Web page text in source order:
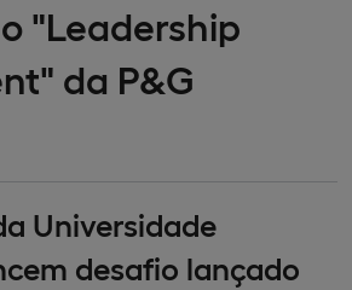
"Leadership
da P&G
Universidade
desafio lançado